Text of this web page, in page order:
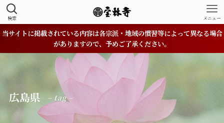
検索 メニュー
当サイトに掲載されている内容は各宗派・地域の慣習等によって異なる場合
がありますので、予めご了承ください。
広島県 – tag –